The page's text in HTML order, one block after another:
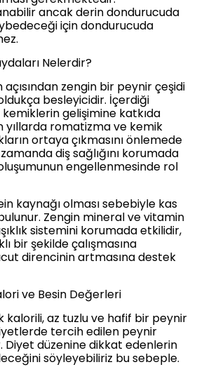
ancak derin dondurucuda
için dondurucuda
Nelerdir?
zengin bir peynir çeşidi
besleyicidir. İçerdiği
gelişimine katkıda
yıllarda romatizma ve kemik
ortaya çıkmasını önlemede
diş sağlığını korumada
engellenmesinde rol
kaynağı olması sebebiyle kas
Zengin mineral ve vitamin
sistemini korumada etkilidir,
bir şekilde çalışmasına
direncinin artmasına destek
ve Besin Değerleri
kalorili, az tuzlu ve hafif bir peynir
tercih edilen peynir
Diyet düzenine dikkat edenlerin
söyleyebiliriz bu sebeple.